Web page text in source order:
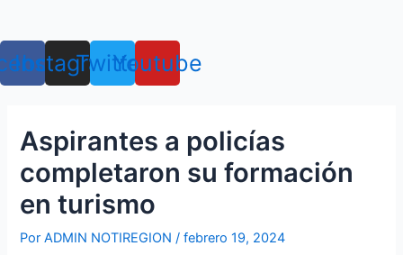
Instagram
TwitterYoutube
Aspirantes a policías
completaron su formación
en turismo
PorADMIN NOTIREGION/febrero 19, 2024
entradas